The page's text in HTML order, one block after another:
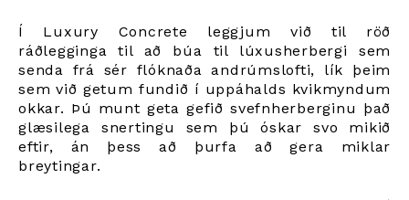
Í Luxury Concrete leggjum við til röð
ráðlegginga til að búa til lúxusherbergi sem
senda frá sér flóknaða andrúmslofti, lík þeim
sem við getum fundið í uppáhalds kvikmyndum
okkar. Þú munt geta gefið svefnherberginu það
glæsilega snertingu sem þú óskar svo mikið
eftir, án þess að þurfa að gera miklar
breytingar.